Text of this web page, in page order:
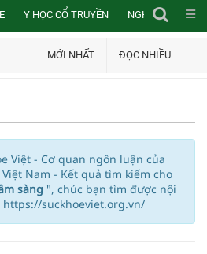
Y HỌC CỔ TRUYỀN NGHIÊN CỨU
MỚI NHẤT ĐỌC NHIỀU
Việt - Cơ quan ngôn luận của
Việt Nam - Kết quả tìm kiếm cho
sàng ", chúc bạn tìm được nội
suckhoeviet.org.vn/